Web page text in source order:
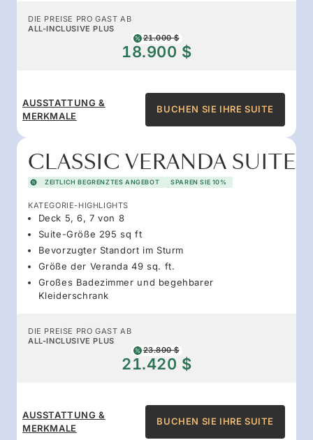
DIE PREISE PRO GAST AB
ALL-INCLUSIVE PLUS
21.000 $
18.900 $
AUSSTATTUNG &
MERKMALE
BUCHEN SIE IHRE SUITE
CLASSIC VERANDA SUITE
ZEITLICH BEGRENZTES ANGEBOT SPAREN SIE 10%
KATEGORIE-HIGHLIGHTS
Deck 5, 6, 7 von 8
Suite-Größe 295 sq ft
Bevorzugter Standort im Sturm
Größe der Veranda 49 sq. ft.
Großes Badezimmer und begehbarer
Kleiderschrank
DIE PREISE PRO GAST AB
ALL-INCLUSIVE PLUS
23.800 $
21.420 $
AUSSTATTUNG &
MERKMALE
BUCHEN SIE IHRE SUITE